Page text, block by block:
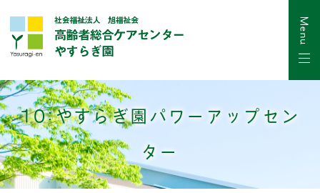
10:やすらぎ園パワーアップセン
ター